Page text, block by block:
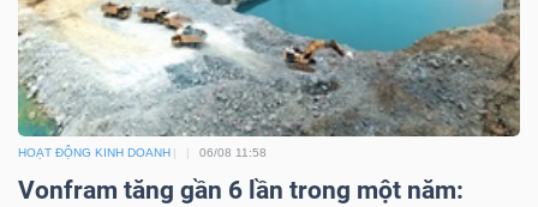
HOẠT ĐỘNG KINH DOANH 06/08 11:58
Vonfram tăng gần 6 lần trong một năm:
chính
Dữ
liệu